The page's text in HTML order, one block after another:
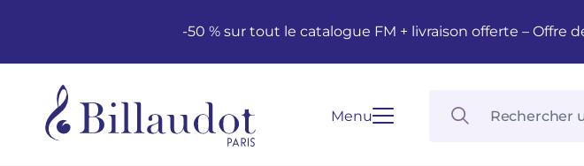
-50 % sur tout le catalogue FM + livraison offerte –
Menu